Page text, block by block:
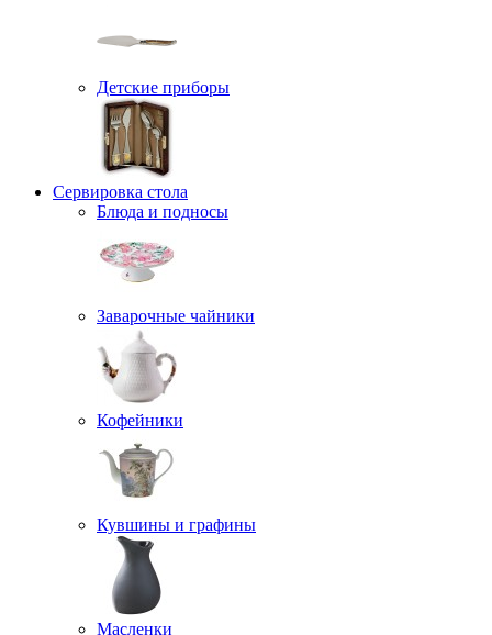
Детские приборы
Сервировка стола
Блюда и подносы
Заварочные чайники
Кофейники
Кувшины и графины
Масленки